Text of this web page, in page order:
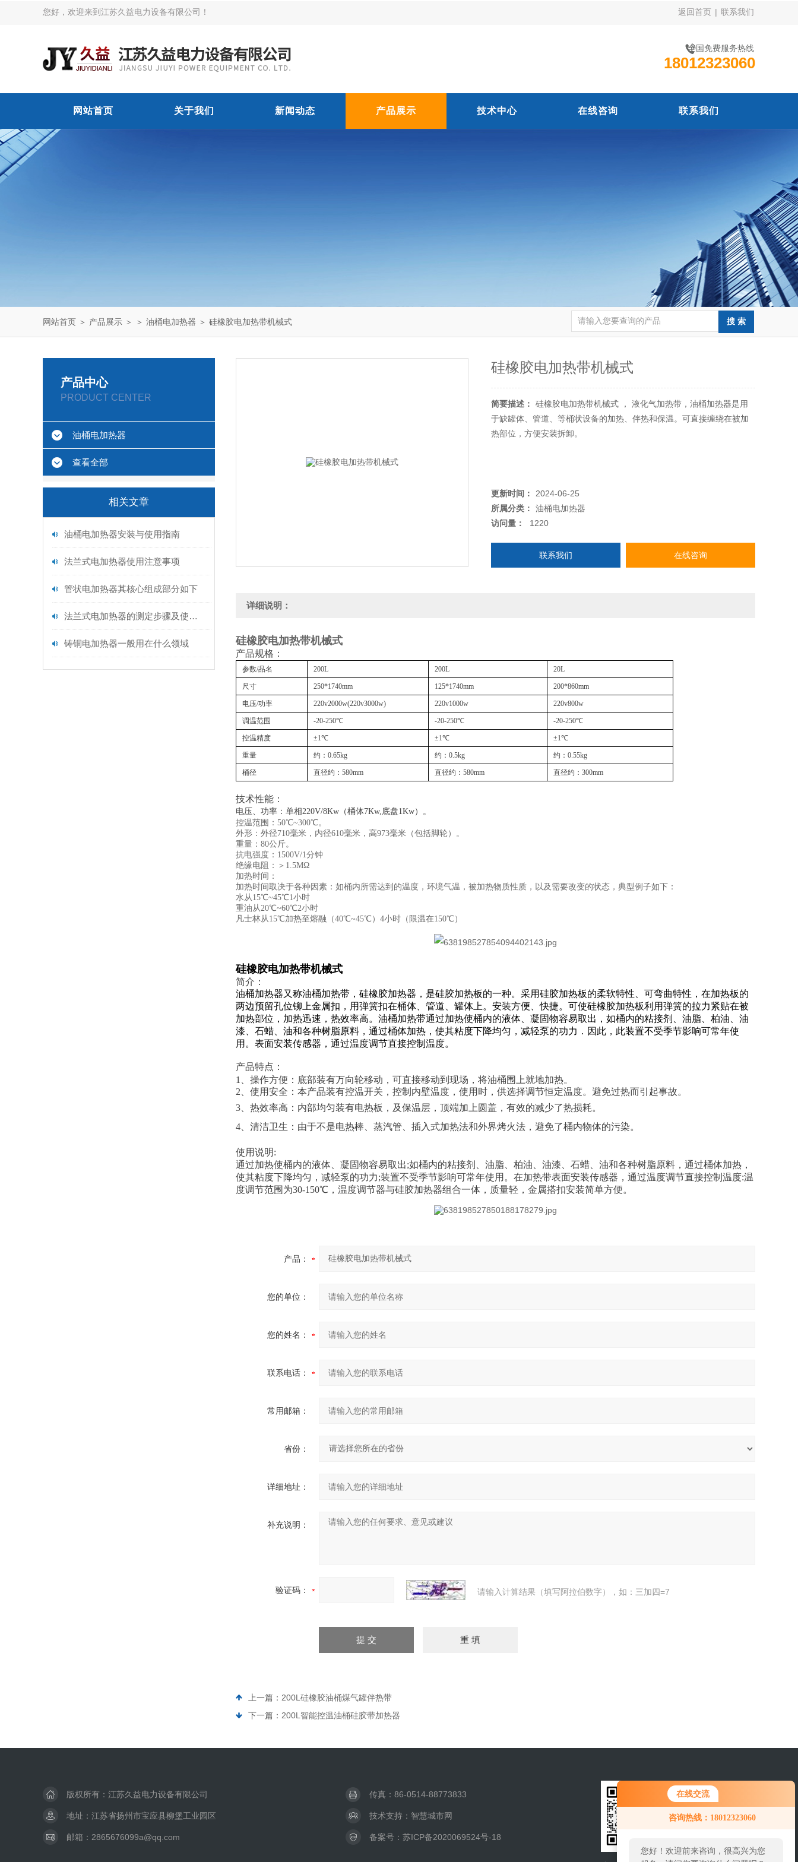
在线交流
咨询热线：18012323060
您好！欢迎前来咨询，很高兴为您
您好，欢迎来到江苏久益电力设备有限公司！ 返回首页 | 联系我们
全国免费服务热线
18012323060
网站首页 关于我们 新闻动态 产品展示 技术中心 在线咨询 联系我们
网站首页 ＞ 产品展示 ＞ ＞ 油桶电加热器 ＞ 硅橡胶电加热带机械式
产品中心
PRODUCT CENTER
油桶电加热器
查看全部
相关文章
油桶电加热器安装与使用指南
法兰式电加热器使用注意事项
管状电加热器其核心组成部分如下
法兰式电加热器的测定步骤及使用注意事项如下
铸铜电加热器一般用在什么领域
硅橡胶电加热带机械式
简要描述：
硅橡胶电加热带机械式 ， 液化气加热带，油桶加热器是用
于缺罐体、管道、等桶状设备的加热、伴热和保温。可直接缠绕在被加
热部位，方便安装拆卸。
更新时间：
2024-06-25
所属分类：
油桶电加热器
访问量：
1220
联系我们 在线咨询
详细说明：
硅橡胶电加热带机械式
产品规格：
参数/品名 200L 200L 20L
尺寸 250*1740mm 125*1740mm 200*860mm
电压/功率 220v2000w(220v3000w) 220v1000w 220v800w
调温范围 -20-250℃ -20-250℃ -20-250℃
控温精度 ±1℃ ±1℃ ±1℃
重量 约：0.65kg 约：0.5kg 约：0.55kg
桶径 直径约：580mm 直径约：580mm 直径约：300mm
技术性能：
电压、功率：单相220V/8Kw（桶体7Kw,底盘1Kw）。
控温范围：50℃~300℃。
外形：外径710毫米，内径610毫米，高973毫米（包括脚轮）。
重量：80公斤。
抗电强度：1500V/1分钟
绝缘电阻：＞1.5ΜΩ
加热时间：
加热时间取决于各种因素：如桶内所需达到的温度，环境气温，被加热物质性质，以及需要改变的状态，典型例子如下：
水从15℃~45℃1小时
重油从20℃~60℃2小时
凡士林从15℃加热至熔融（40℃~45℃）4小时（限温在150℃）
硅橡胶电加热带机械式
简介：
油桶加热器又称油桶加热带，硅橡胶加热器，是硅胶加热板的一种。采用硅胶加热板的柔软特性、可弯曲特性，在加热板的
两边预留孔位铆上金属扣，用弹簧扣在桶体、管道、罐体上。安装方便、快捷。可使硅橡胶加热板利用弹簧的拉力紧贴在被
加热部位，加热迅速，热效率高。油桶加热带通过加热使桶内的液体、凝固物容易取出，如桶内的粘接剂、油脂、柏油、油
漆、石蜡、油和各种树脂原料，通过桶体加热，使其粘度下降均匀，减轻泵的功力．因此，此装置不受季节影响可常年使
用。表面安装传感器，通过温度调节直接控制温度。
产品特点：
1、操作方便：底部装有万向轮移动，可直接移动到现场，将油桶围上就地加热。
2、使用安全：本产品装有控温开关，控制内壁温度，使用时，供选择调节恒定温度。避免过热而引起事故。
3、热效率高：内部均匀装有电热板，及保温层，顶端加上圆盖，有效的减少了热损耗。
4、清洁卫生：由于不是电热棒、蒸汽管、插入式加热法和外界烤火法，避免了桶内物体的污染。
使用说明:
通过加热使桶内的液体、凝固物容易取出;如桶内的粘接剂、油脂、柏油、油漆、石蜡、油和各种树脂原料，通过桶体加热，
使其粘度下降均匀，减轻泵的功力;装置不受季节影响可常年使用。在加热带表面安装传感器，通过温度调节直接控制温度:温
度调节范围为30-150℃，温度调节器与硅胶加热器组合一体，质量轻，金属搭扣安装简单方便。
产品：
您的单位：
您的姓名：
联系电话：
常用邮箱：
省份：
详细地址：
补充说明：
验证码： 请输入计算结果（填写阿拉伯数字），如：三加四=7
上一篇： 200L硅橡胶油桶煤气罐伴热带
下一篇： 200L智能控温油桶硅胶带加热器
版权所有：江苏久益电力设备有限公司 传真：86-0514-88773833
地址：江苏省扬州市宝应县柳堡工业园区 技术支持： 智慧城市网
邮箱：2865676099a@qq.com 备案号： 苏ICP备2020069524号-18